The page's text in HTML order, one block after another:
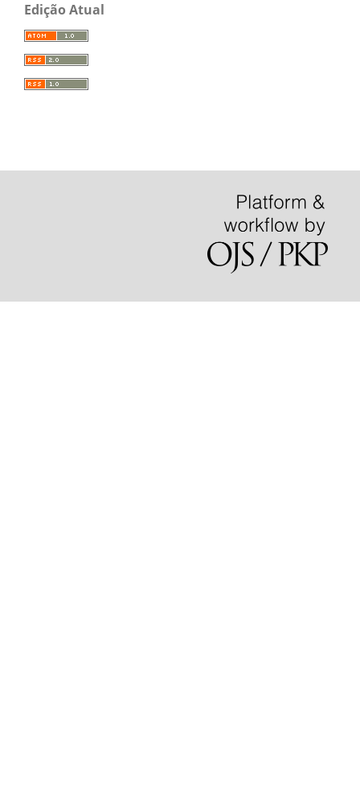
Edição Atual